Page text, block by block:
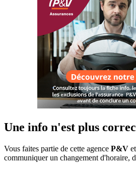
Une info n'est plus
Vous faites partie de cette agence P&V
communiquer un changement d'horaire,